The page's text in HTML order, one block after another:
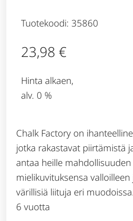
Tuotekoodi: 35860
23,98 €
Hinta alkaen,
alv. 0 %
Chalk Factory on
jotka rakastavat piirtämistä
antaa heille mahdollisuuden
mielikuvituksensa
värillisiä liituja eri
6 vuotta